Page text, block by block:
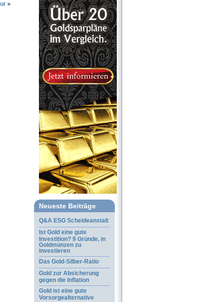
»
Neueste Beiträge
Q&A ESG Scheideanstalt
Ist Gold eine gute
Investition? 9 Gründe, in
Goldmünzen zu
investieren
Das Gold-Silber-Ratio
Gold zur Absicherung
gegen die Inflation
Gold ist eine gute
Vorsorgealternative